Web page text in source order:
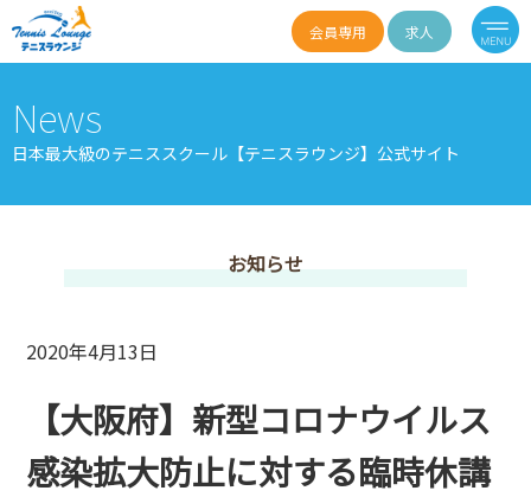
会員専用 求人
News
日本最大級のテニススクール【テニスラウンジ】公式サイト
お知らせ
2020年4月13日
【大阪府】新型コロナウイルス
感染拡大防止に対する臨時休講